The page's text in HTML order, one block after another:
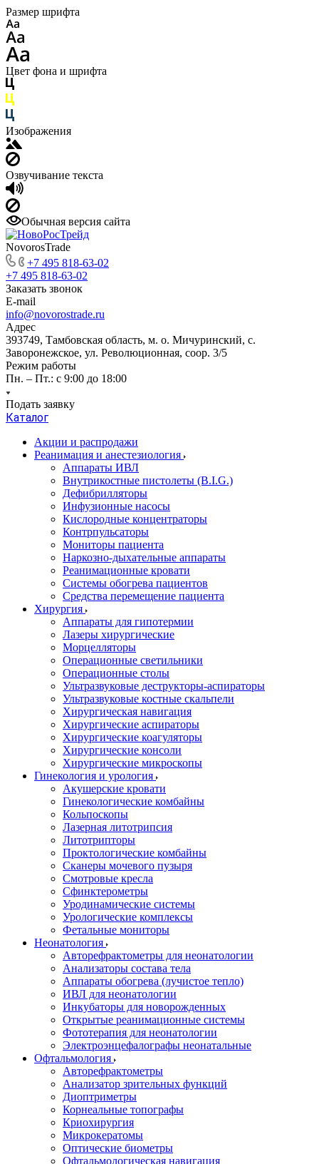
Размер шрифта
Цвет фона и шрифта
Изображения
Озвучивание текста
Обычная версия сайта
NovorosTrade
+7 495 818-63-02
+7 495 818-63-02
Заказать звонок
E-mail
info@novorostrade.ru
Адрес
393749, Тамбовская область, м. о. Мичуринский, с.
Заворонежское, ул. Революционная, соор. 3/5
Режим работы
Пн. – Пт.: с 9:00 до 18:00
Подать заявку
Каталог
Акции и распродажи
Реанимация и анестезиология
Аппараты ИВЛ
Внутрикостные пистолеты (B.I.G.)
Дефибрилляторы
Инфузионные насосы
Кислородные концентраторы
Контрпульсаторы
Мониторы пациента
Наркозно-дыхательные аппараты
Реанимационные кровати
Системы обогрева пациентов
Средства перемещение пациента
Хирургия
Аппараты для гипотермии
Лазеры хирургические
Морцелляторы
Операционные светильники
Операционные столы
Ультразвуковые деструкторы-аспираторы
Ультразвуковые костные скальпели
Хирургическая навигация
Хирургические аспираторы
Хирургические коагуляторы
Хирургические консоли
Хирургические микроскопы
Гинекология и урология
Акушерские кровати
Гинекологические комбайны
Кольпоскопы
Лазерная литотрипсия
Литотрипторы
Проктологические комбайны
Сканеры мочевого пузыря
Смотровые кресла
Сфинктерометры
Уродинамические системы
Урологические комплексы
Фетальные мониторы
Неонатология
Авторефрактометры для неонатологии
Анализаторы состава тела
Аппараты обогрева (лучистое тепло)
ИВЛ для неонатологии
Инкубаторы для новорожденных
Открытые реанимационные системы
Фототерапия для неонатологии
Электроэнцефалографы неонатальные
Офтальмология
Авторефрактометры
Анализатор зрительных функций
Диоптриметры
Корнеальные топографы
Криохирургия
Микрокератомы
Оптические биометры
Офтальмологическая навигация